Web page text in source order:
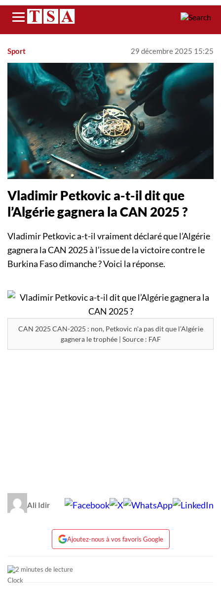
Menu
Sport 29 décembre 2025 15:25
Vladimir Petkovic a-t-il dit que
l’Algérie gagnera la CAN 2025 ?
Vladimir Petkovic a-t-il vraiment déclaré que l’Algérie
gagnera la CAN 2025 à l’issue de la victoire contre le
Burkina Faso dimanche ? Voici la réponse.
CAN 2025 CAN-2025 : non, Petkovic n'a pas dit que l'Algérie
gagnera le trophée | Source : FAF
Ali Idir
Ajoutez-nous à vos favoris Google
2 minutes de lecture